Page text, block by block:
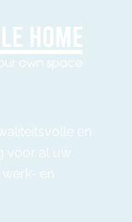
en
voor al uw
en